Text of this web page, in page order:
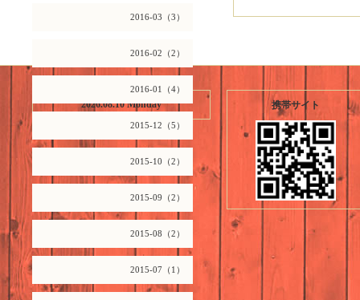
2016-03（3）
2016-02（2）
2016-01（4）
2015-12（5）
2015-10（2）
2015-09（2）
2015-08（2）
2015-07（1）
2026.08.10 Monday 携帯サイト